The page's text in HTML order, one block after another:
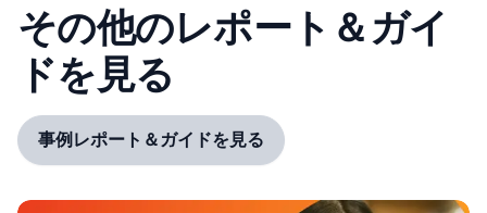
その他のレポート＆ガイ
ドを見る
事例レポート＆ガイドを見る